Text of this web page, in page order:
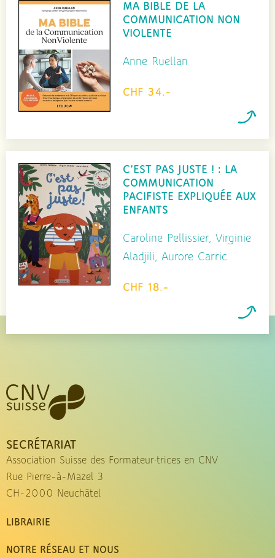
MA BIBLE DE LA
COMMUNICATION NON
VIOLENTE
Anne Ruellan
CHF 34.-
C’EST PAS JUSTE ! : LA
COMMUNICATION
PACIFISTE EXPLIQUÉE AUX
ENFANTS
Caroline Pellissier, Virginie
Aladjili, Aurore Carric
CHF 18.-
SECRÉTARIAT
Association Suisse des Formateur·trices en CNV
Rue Pierre-à-Mazel 3
CH-2000 Neuchâtel
LIBRAIRIE
NOTRE RÉSEAU ET NOUS